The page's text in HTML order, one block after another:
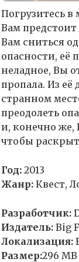
Погрузитесь
Вам предстоит
Вам сниться
опасности, её
неладное, Вы
пропала. Из
странном
преодолеть
и, конечно же,
чтобы
Год: 2013
Жанр: Квест,
Разработчик:
Издатель: Big
Локализация:
Размер:296 MB